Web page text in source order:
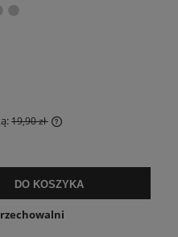
19,90 zł
momentu, kiedy
sprzedaży.
DO KOSZYKA